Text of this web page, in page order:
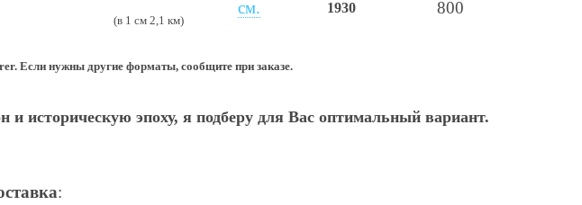
(в 1 см 2, 1 км)
см. 1930 800
Если нужны другие форматы, сообщите при заказе.
историческую эпоху, я подберу для Вас оптимальный вариант.
: